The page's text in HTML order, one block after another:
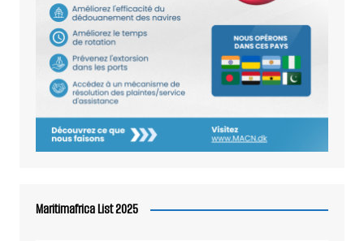
Maritimafrica List 2025